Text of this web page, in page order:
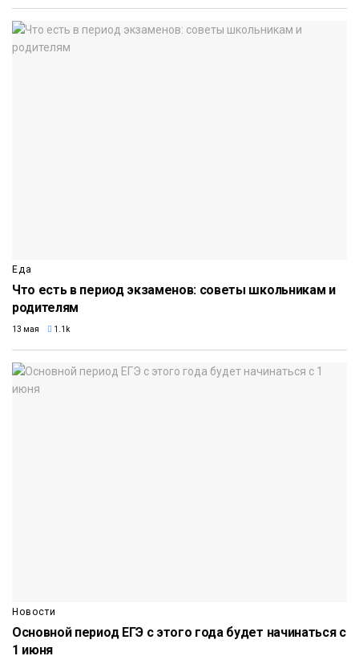
Еда
Что есть в период экзаменов: советы школьникам и
родителям
13 мая 1.1k
Новости
Основной период ЕГЭ с этого года будет начинаться с
1 июня